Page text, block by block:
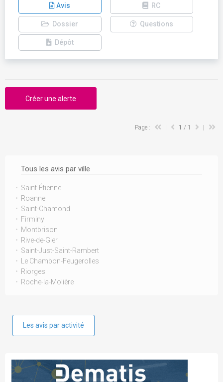
Tous les avis par ville
Saint-Étienne
Roanne
Saint-Chamond
Firminy
Montbrison
Rive-de-Gier
Saint-Just-Saint-Rambert
Le Chambon-Feugerolles
Riorges
Roche-la-Molière
Les avis par activité
Avis RC
Dossier Questions
Dépôt
Créer une alerte
Page : 1 / 1